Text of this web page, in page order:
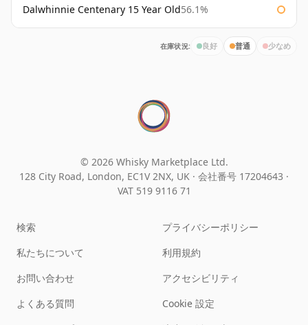
Dalwhinnie Centenary 15 Year Old56.1%
在庫状況: 良好 普通 少なめ
© 2026 Whisky Marketplace Ltd.
128 City Road, London, EC1V 2NX, UK · 会社番号 17204643 ·
VAT 519 9116 71
検索
私たちについて
お問い合わせ
よくある質問
プライバシーポリシー
利用規約
アクセシビリティ
Cookie 設定